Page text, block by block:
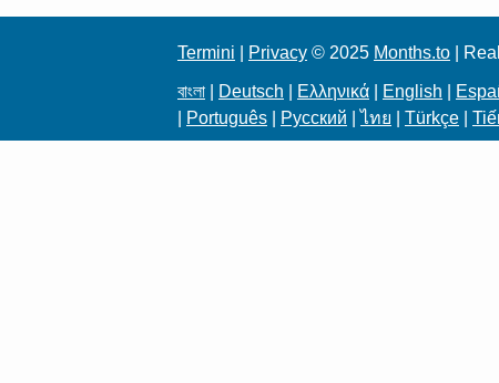
Termini Privacy © 2025 Months.to |
বাংলা Deutsch Ελληνικά English
Português Русский |ไทย Türkçe